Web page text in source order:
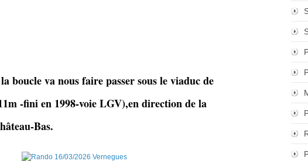
boucle va nous faire passer sous le viaduc de
-fini en 1998-voie LGV),en direction de la
Bas.